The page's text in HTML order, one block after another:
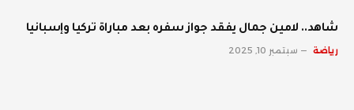
شاهد.. لامين جمال يفقد جواز سفره بعد مباراة تركيا وإسبانيا
رياضة سبتمبر 10, 2025